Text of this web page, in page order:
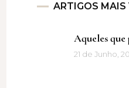
ARTIGOS
Aqueles que
21 de Junho,